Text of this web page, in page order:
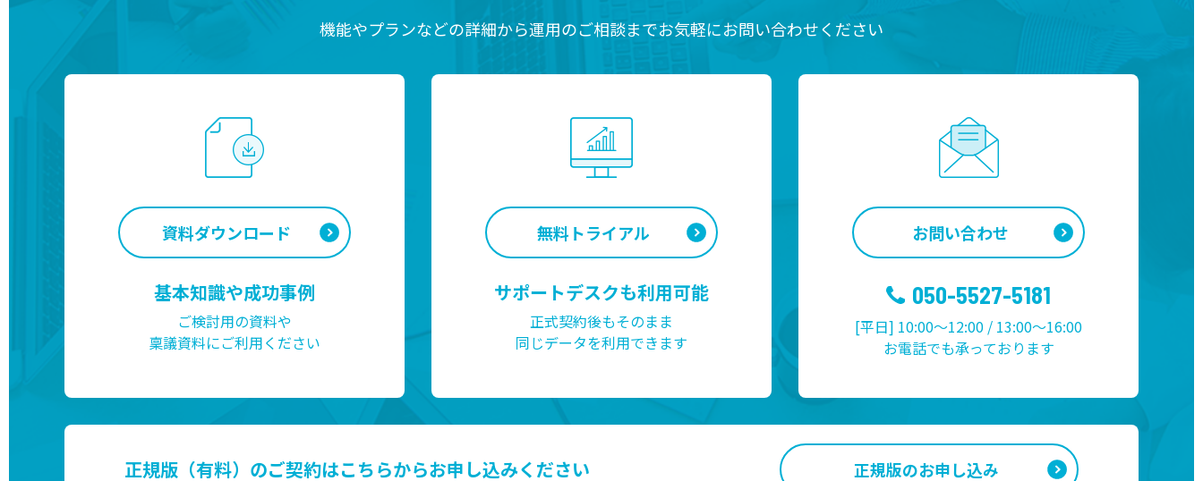
機能やプランなどの詳細から運用のご相談までお気軽にお問い合わせください
資料ダウンロード
基本知識や成功事例
ご検討用の資料や
稟議資料にご利用ください
無料トライアル
サポートデスクも利用可能
正式契約後もそのまま
同じデータを利用できます
お問い合わせ
050-5527-5181
[平日] 10:00～12:00 / 13:00～16:00
お電話でも承っております
正規版（有料）のご契約はこちらからお申し込みください 正規版のお申し込み